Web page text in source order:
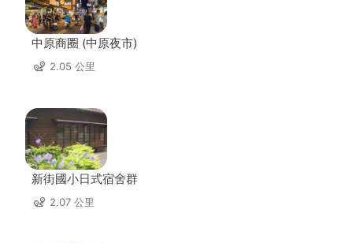
中原商圈 (中原夜市)
2.05 公里
新街國小日式宿舍群
2.07 公里